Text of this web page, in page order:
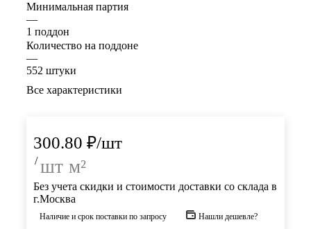
Минимальная партия
—
1 поддон
Количество на поддоне
—
552 штуки
Все характеристики
300.80 ₽/шт
/ шт м²
Без учета скидки и стоимости доставки со склада в
г.Москва
Наличие и срок поставки по запросу Нашли дешевле?